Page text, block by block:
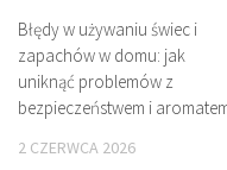
Błędy w używaniu świec i
zapachów w domu: jak
uniknąć problemów z
bezpieczeństwem i
2 CZERWCA 2026